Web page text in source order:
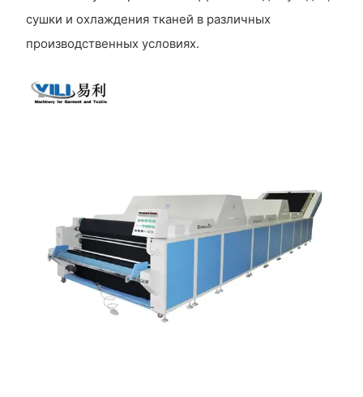
сушки и охлаждения тканей в различных
производственных условиях.